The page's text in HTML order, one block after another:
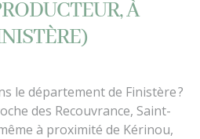
À
le département de Finistère ?
des Recouvrance, Saint-
à proximité de Kérinou,